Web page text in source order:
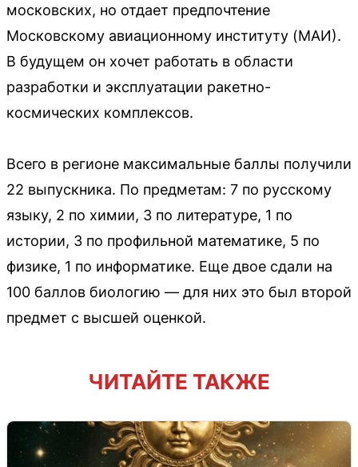
московских, но отдает предпочтение
Московскому авиационному институту (МАИ).
В будущем он хочет работать в области
разработки и эксплуатации ракетно-
космических комплексов.
Всего в регионе максимальные баллы получили
22 выпускника. По предметам: 7 по русскому
языку, 2 по химии, 3 по литературе, 1 по
истории, 3 по профильной математике, 5 по
физике, 1 по информатике. Еще двое сдали на
100 баллов биологию — для них это был второй
предмет с высшей оценкой.
ЧИТАЙТЕ ТАКЖЕ